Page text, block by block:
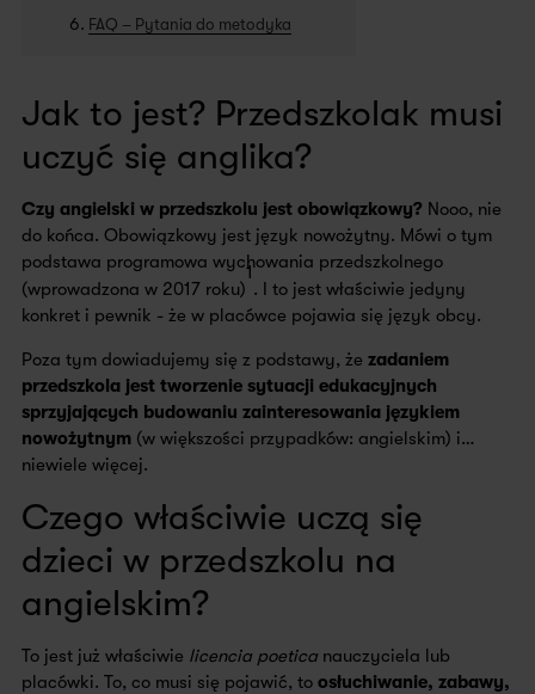
FAQ – Pytania do metodyka
Jak to jest? Przedszkolak musi
uczyć się anglika?
Czy angielski w przedszkolu jest obowiązkowy? Nooo, nie
do końca. Obowiązkowy jest język nowożytny. Mówi o tym
podstawa programowa wychowania przedszkolnego
(wprowadzona w 2017 roku)
1
. I to jest właściwie jedyny
konkret i pewnik - że w placówce pojawia się język obcy.
Poza tym dowiadujemy się z podstawy, że zadaniem
przedszkola jest tworzenie sytuacji edukacyjnych
sprzyjających budowaniu zainteresowania językiem
nowożytnym (w większości przypadków: angielskim) i…
niewiele więcej.
Czego właściwie uczą się
dzieci w przedszkolu na
angielskim?
To jest już właściwie licencia poetica nauczyciela lub
placówki. To, co musi się pojawić, to osłuchiwanie, zabawy,